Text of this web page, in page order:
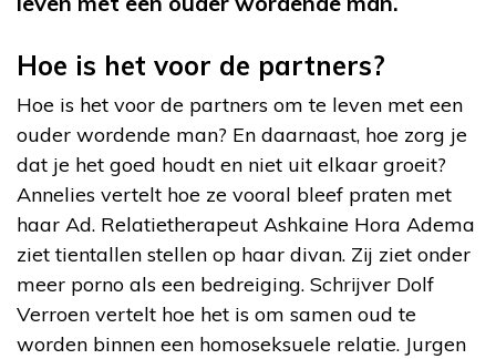
Hoe is het voor de partners?
Hoe is het voor de partners om te leven met een
ouder wordende man? En daarnaast, hoe zorg je
dat je het goed houdt en niet uit elkaar groeit?
Annelies vertelt hoe ze vooral bleef praten met
haar Ad. Relatietherapeut Ashkaine Hora Adema
ziet tientallen stellen op haar divan. Zij ziet onder
meer porno als een bedreiging. Schrijver Dolf
Verroen vertelt hoe het is om samen oud te
worden binnen een homoseksuele relatie. Jurgen